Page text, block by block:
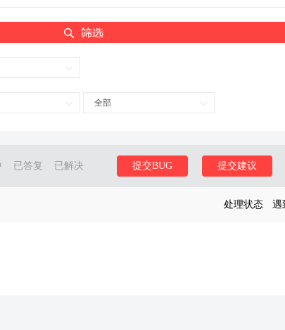
全部
已答复 已解决 提交建议
提交BUG
处理状态 遇